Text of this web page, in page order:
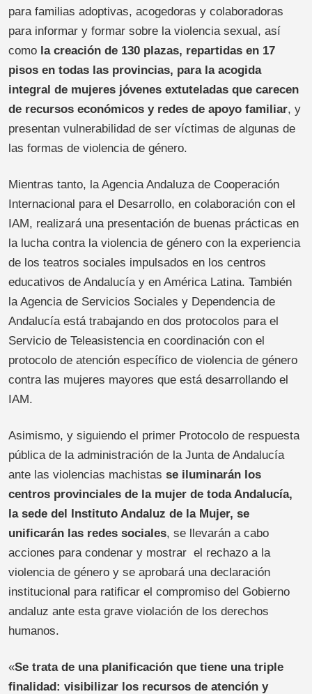
para familias adoptivas, acogedoras y colaboradoras
para informar y formar sobre la violencia sexual, así
como la creación de 130 plazas, repartidas en 17
pisos en todas las provincias, para la acogida
integral de mujeres jóvenes extuteladas que carecen
de recursos económicos y redes de apoyo familiar, y
presentan vulnerabilidad de ser víctimas de algunas de
las formas de violencia de género.
Mientras tanto, la Agencia Andaluza de Cooperación
Internacional para el Desarrollo, en colaboración con el
IAM, realizará una presentación de buenas prácticas en
la lucha contra la violencia de género con la experiencia
de los teatros sociales impulsados en los centros
educativos de Andalucía y en América Latina. También
la Agencia de Servicios Sociales y Dependencia de
Andalucía está trabajando en dos protocolos para el
Servicio de Teleasistencia en coordinación con el
protocolo de atención específico de violencia de género
contra las mujeres mayores que está desarrollando el
IAM.
Asimismo, y siguiendo el primer Protocolo de respuesta
pública de la administración de la Junta de Andalucía
ante las violencias machistas se iluminarán los
centros provinciales de la mujer de toda Andalucía,
la sede del Instituto Andaluz de la Mujer, se
unificarán las redes sociales, se llevarán a cabo
acciones para condenar y mostrar el rechazo a la
violencia de género y se aprobará una declaración
institucional para ratificar el compromiso del Gobierno
andaluz ante esta grave violación de los derechos
humanos.
«Se trata de una planificación que tiene una triple
finalidad: visibilizar los recursos de atención y